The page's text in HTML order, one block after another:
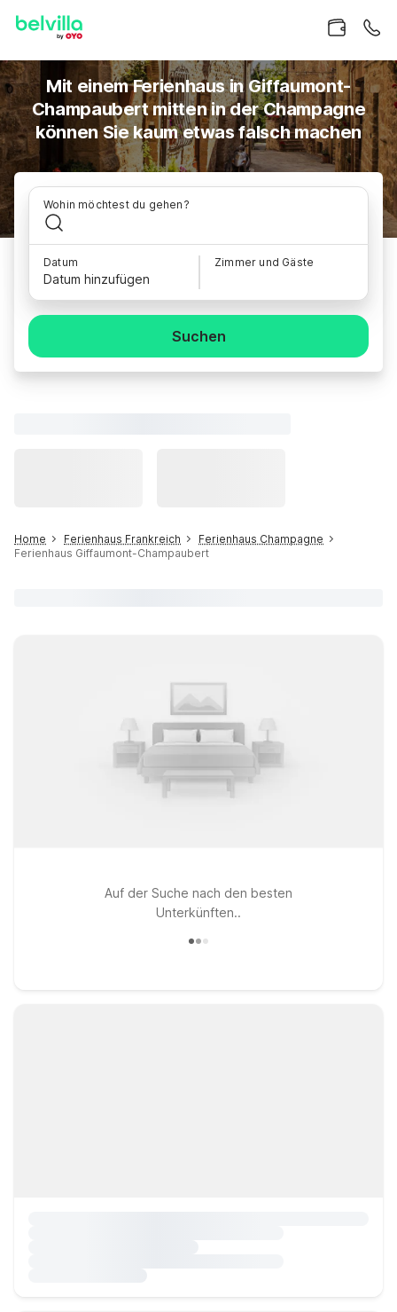
Mit einem Ferienhaus in Giffaumont-
Champaubert mitten in der Champagne
können Sie kaum etwas falsch machen
Wohin möchtest du gehen?
Datum
Datum hinzufügen
Zimmer und Gäste
Suchen
Home Ferienhaus Frankreich
Ferienhaus Champagne
Ferienhaus Giffaumont-Champaubert
Auf der Suche nach den besten
Unterkünften..